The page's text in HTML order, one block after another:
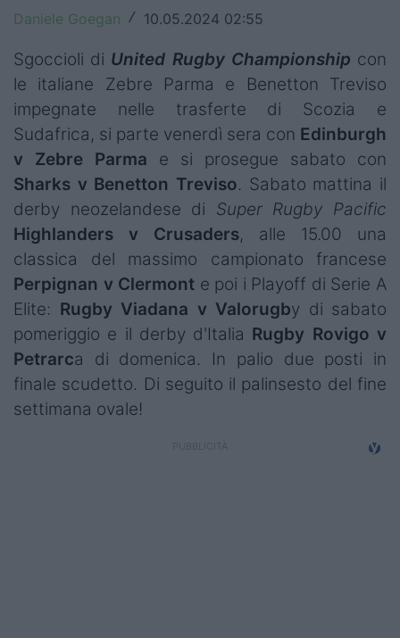
World Rugby
Rugby World Cup
Super Rugby
Rugby in TV
Mercato
Serie A Elite
Campionati
Serie A
Serie B
Serie C
Femminile
Daniele Goegan / 10.05.2024 02:55
Sgoccioli di United Rugby Championship con
le italiane Zebre Parma e Benetton Treviso
impegnate nelle trasferte di Scozia e
Sudafrica, si parte venerdì sera con Edinburgh
v Zebre Parma e si prosegue sabato con
Sharks v Benetton Treviso. Sabato mattina il
derby neozelandese di Super Rugby Pacific
Highlanders v Crusaders, alle 15.00 una
classica del massimo campionato francese
Perpignan v Clermont e poi i Playoff di Serie A
Elite: Rugby Viadana v Valorugby di sabato
pomeriggio e il derby d'Italia Rugby Rovigo v
Petrarca di domenica. In palio due posti in
finale scudetto. Di seguito il palinsesto del fine
settimana ovale!